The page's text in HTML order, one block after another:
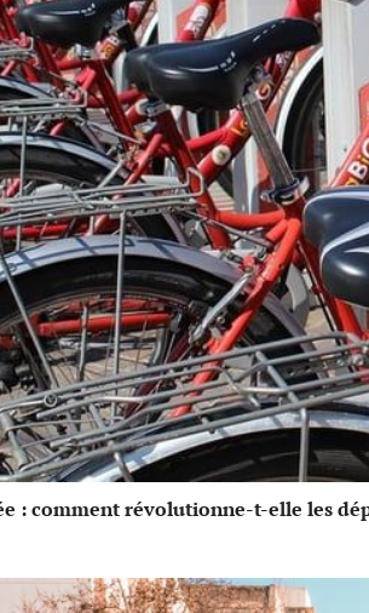
: comment révolutionne-t-elle les